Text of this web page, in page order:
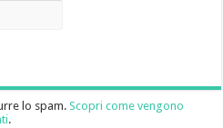
lo spam.Scopri come vengono
.